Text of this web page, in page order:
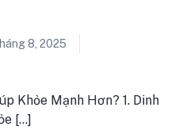
8, 2025
Khỏe Mạnh Hơn? 1. Dinh
[...]